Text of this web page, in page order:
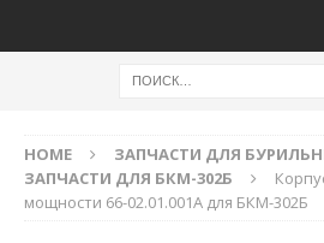
HOME
ЗАПЧАСТИ ДЛЯ
ЗАПЧАСТИ ДЛЯ БКМ-302Б
мощности 66-02.01.001А для БКМ-302Б